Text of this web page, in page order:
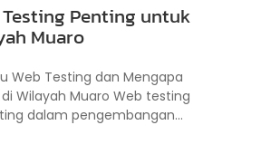
Testing Penting untuk
Muaro
Web Testing dan Mengapa
Wilayah Muaro Web testing
dalam pengembangan...